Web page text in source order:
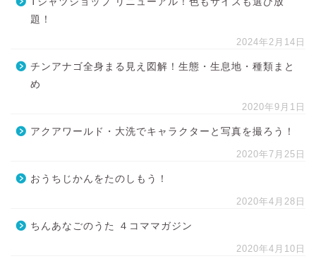
題！
2024年2月14日
チンアナゴ全身まる見え図解！生態・生息地・種類まと
め
2020年9月1日
アクアワールド・大洗でキャラクターと写真を撮ろう！
2020年7月25日
おうちじかんをたのしもう！
2020年4月28日
ちんあなごのうた ４コママガジン
2020年4月10日